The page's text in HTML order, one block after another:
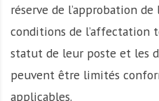
réserve de l’approbation
conditions de l’affectation
statut de leur poste et les
peuvent être limités
applicables.